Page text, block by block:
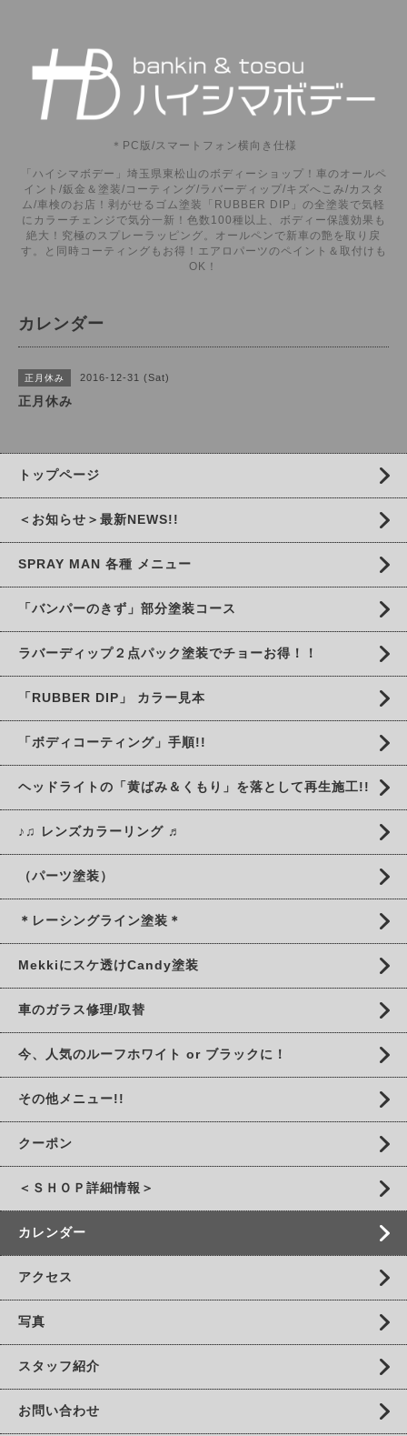
＊PC版/スマートフォン横向き仕様
「ハイシマボデー」埼玉県東松山のボディーショップ！車のオールペ
イント/鈑金＆塗装/コーティング/ラバーディップ/キズへこみ/カスタ
ム/車検のお店！剥がせるゴム塗装「RUBBER DIP」の全塗装で気軽
にカラーチェンジで気分一新！色数100種以上、ボディー保護効果も
絶大！究極のスプレーラッピング。オールペンで新車の艶を取り戻
す。と同時コーティングもお得！エアロパーツのペイント＆取付けも
OK！
カレンダー
正月休み 2016-12-31 (Sat)
正月休み
トップページ
＜お知らせ＞最新NEWS!!
SPRAY MAN 各種 メニュー
「バンパーのきず」部分塗装コース
ラバーディップ２点パック塗装でチョーお得！！
「RUBBER DIP」 カラー見本
「ボディコーティング」手順!!
ヘッドライトの「黄ばみ＆くもり」を落として再生施工!!
♪♫ レンズカラーリング ♬
（パーツ塗装）
＊レーシングライン塗装＊
Mekkiにスケ透けCandy塗装
車のガラス修理/取替
今、人気のルーフホワイト or ブラックに！
その他メニュー!!
クーポン
＜ＳＨＯＰ詳細情報＞
カレンダー
アクセス
写真
スタッフ紹介
お問い合わせ